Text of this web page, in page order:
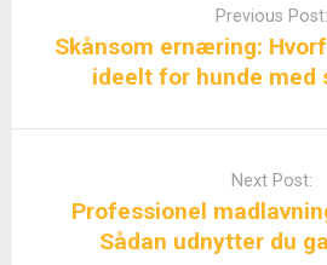
Previous Post:
Skånsom ernæring:
ideelt for hunde med
Next Post:
Professionel
Sådan udnytter du